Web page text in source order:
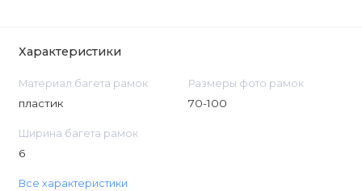
Характеристики
Материал багета рамок
пластик
Размеры фото рамок
70-100
Ширина багета рамок
6
Все характеристики